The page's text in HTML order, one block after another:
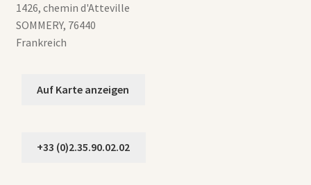
1426, chemin d'Atteville
SOMMERY, 76440
Frankreich
Auf Karte anzeigen
+33 (0)2.35.90.02.02